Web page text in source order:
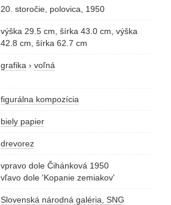
20. storočie, polovica, 1950
výška 29.5 cm, šírka 43.0 cm, výška
42.8 cm, šírka 62.7 cm
grafika › voľná
figurálna kompozícia
biely papier
drevorez
vpravo dole Čihánková 1950
vľavo dole 'Kopanie zemiakov'
Slovenská národná galéria, SNG